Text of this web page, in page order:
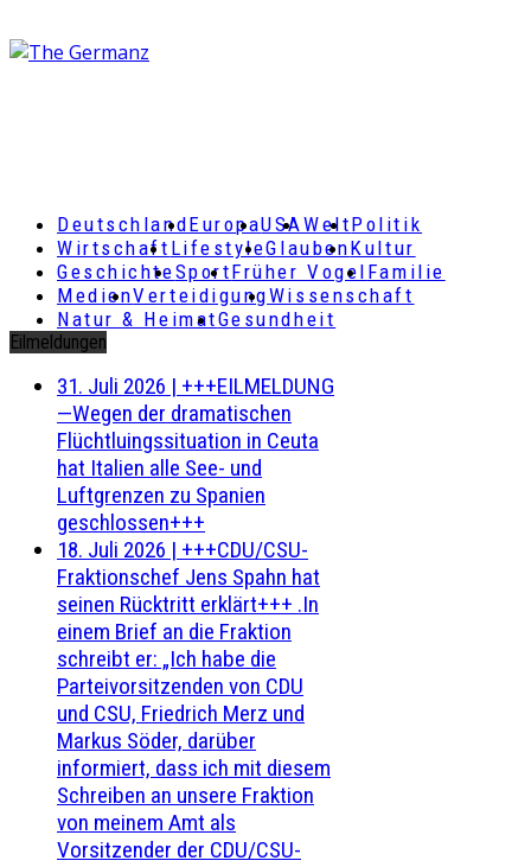
DeutschlandEuropaUSAWeltPolitik
Wirtschaft LifestyleGlaubenKultur
GeschichteSportFrüher Vogel Familie
MedienVerteidigungWissenschaft
Natur & HeimatGesundheit
Eilmeldungen
31. Juli 2026 | +++EILMELDUNG
—Wegen der dramatischen
Flüchtluingssituation in Ceuta
hat Italien alle See- und
Luftgrenzen zu Spanien
geschlossen+++
18. Juli 2026 | +++CDU/CSU-
Fraktionschef Jens Spahn hat
seinen Rücktritt erklärt+++ .In
einem Brief an die Fraktion
schreibt er: „Ich habe die
Parteivorsitzenden von CDU
und CSU, Friedrich Merz und
Markus Söder, darüber
informiert, dass ich mit diesem
Schreiben an unsere Fraktion
von meinem Amt als
Vorsitzender der CDU/CSU-